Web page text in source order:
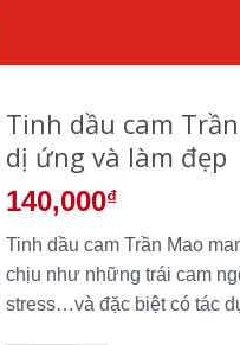
Tinh dầu cam
dị ứng và làm đẹp
140,000₫
Tinh dầu cam Trần Mao
chịu như những trái cam
stress…và đặc biệt có tác